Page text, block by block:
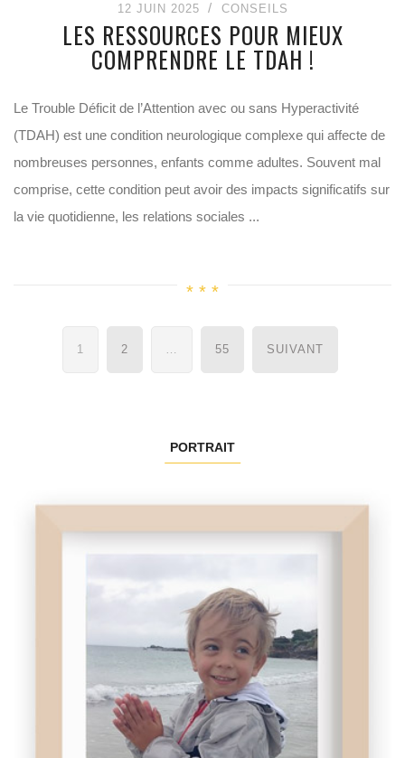
12 JUIN 2025 CONSEILS
LES RESSOURCES POUR MIEUX
COMPRENDRE LE TDAH !
Le Trouble Déficit de l’Attention avec ou sans Hyperactivité
(TDAH) est une condition neurologique complexe qui affecte de
nombreuses personnes, enfants comme adultes. Souvent mal
comprise, cette condition peut avoir des impacts significatifs sur
la vie quotidienne, les relations sociales ...
Navigation
des
1 2 … 55 SUIVANT
PORTRAIT